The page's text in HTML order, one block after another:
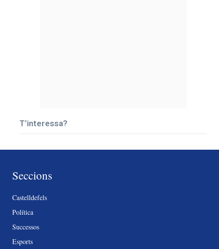
T’interessa?
Seccions
Castelldefels
Política
Successos
Esports